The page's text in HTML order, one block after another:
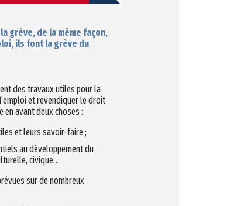
grève, de la même façon,
ils font la grève du
des travaux utiles pour la
et revendiquer le droit
en avant deux choses :
et leurs savoir-faire ;
au développement du
civique…
sur de nombreux